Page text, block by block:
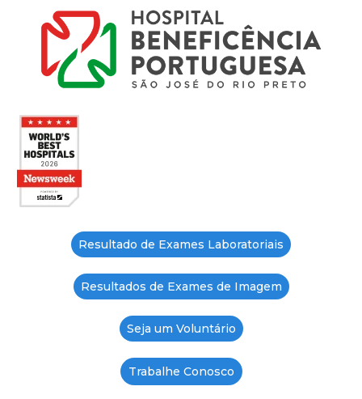
Resultado de Exames Laboratoriais
Resultados de Exames de Imagem
Seja um Voluntário
Trabalhe Conosco